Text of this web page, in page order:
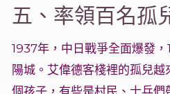
五、率領百名孤
1937年，中日戰爭全面爆發
陽城。艾偉德客棧裡的孤兒
個孩子，有些是村民、士兵們